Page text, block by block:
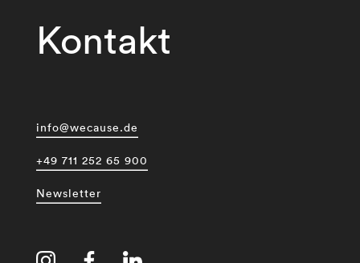
Kontakt
info@wecause.de
+49 711 252 65 900
Newsletter